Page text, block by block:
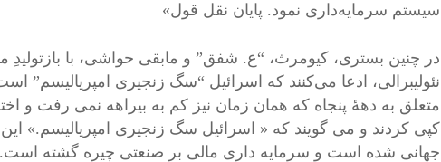
سیستم سرمایه‌داری نمود. پایان نقل قول»
در چنین بستری، کیومرث، “ع. شفق” و مابقی حواشی، با بازتولیدِ
نئولیبرالی، ادعا می‌کنند که اسرائیل “سگ زنجیری
متعلق به دهۀ پنجاه که همان زمان نیز کم به بیراهه نمی رفت و
کپی کردند و می گویند که « اسرائیل سگ زنجیری امپریالیسم.»
جهانی شده است و سرمایه داری مالی بر صنعتی چیره گشته است.